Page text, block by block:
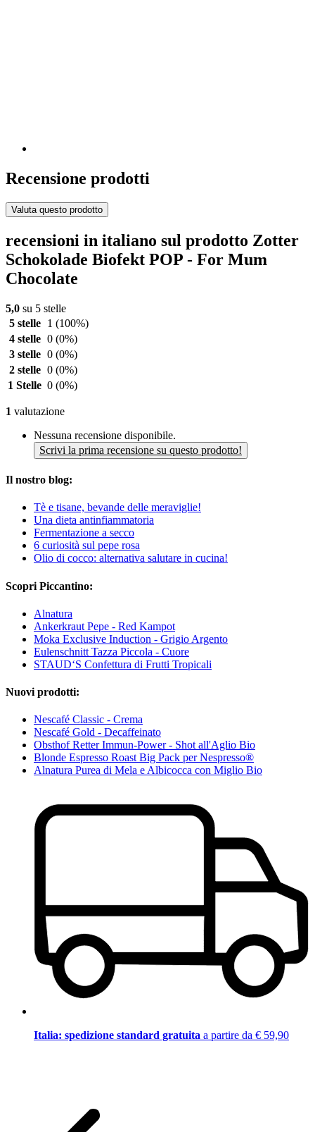
Recensione prodotti
Valuta questo prodotto
recensioni in italiano sul prodotto Zotter
Schokolade Biofekt POP - For Mum
Chocolate
5,0 su 5 stelle
5 stelle
1 (100%)
4 stelle 0 (0%)
3 stelle 0 (0%)
2 stelle 0 (0%)
1 Stelle 0 (0%)
1 valutazione
Nessuna recensione disponibile.
Scrivi la prima recensione su questo prodotto!
Il nostro blog:
Tè e tisane, bevande delle meraviglie!
Una dieta antinfiammatoria
Fermentazione a secco
6 curiosità sul pepe rosa
Olio di cocco: alternativa salutare in cucina!
Scopri Piccantino:
Alnatura
Ankerkraut Pepe - Red Kampot
Moka Exclusive Induction - Grigio Argento
Eulenschnitt Tazza Piccola - Cuore
STAUD‘S Confettura di Frutti Tropicali
Nuovi prodotti:
Nescafé Classic - Crema
Nescafé Gold - Decaffeinato
Obsthof Retter Immun-Power - Shot all'Aglio Bio
Blonde Espresso Roast Big Pack per Nespresso®
Alnatura Purea di Mela e Albicocca con Miglio Bio
Italia: spedizione standard gratuita a partire da € 59,90